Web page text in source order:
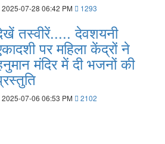
2025-07-28 06:42 PM 1293
तस्वीरें..... देवशयनी
पर महिला केंद्रों ने
मंदिर में दी भजनों की
2025-07-06 06:53 PM 2102